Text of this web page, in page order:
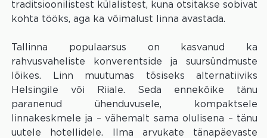
traditsioonilistest külalistest, kuna otsitakse sobivat
kohta tööks, aga ka võimalust linna avastada.
Tallinna populaarsus on kasvanud ka
rahvusvaheliste konverentside ja suursündmuste
lõikes. Linn muutumas tõsiseks alternatiiviks
Helsingile või Riiale. Seda ennekõike tänu
paranenud ühenduvusele, kompaktsele
linnakeskmele ja – vähemalt sama olulisena – tänu
uutele hotellidele. Ilma arvukate tänapäevaste